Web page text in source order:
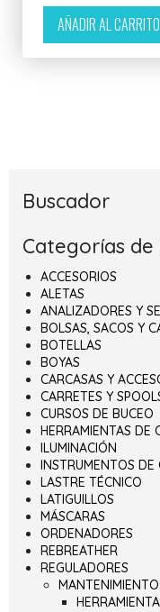
AÑADIR AL CARRITO
Buscador
Categorías
ACCESORIOS
ALETAS
ANALIZADORES Y
BOLSAS, SACOS Y
BOTELLAS
BOYAS
CARCASAS Y
CARRETES Y
CURSOS DE BUCEO
HERRAMIENTAS DE
ILUMINACIÓN
INSTRUMENTOS DE
LASTRE TÉCNICO
LATIGUILLOS
MÁSCARAS
ORDENADORES
REBREATHER
REGULADORES